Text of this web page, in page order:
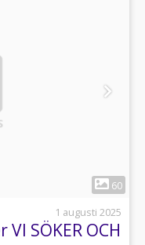
60
1 augusti 2025
SÖKER OCH